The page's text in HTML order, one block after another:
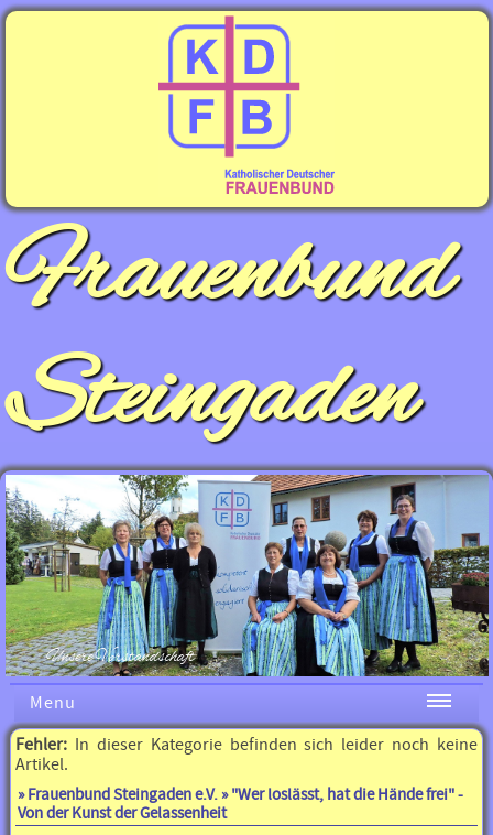
Frauenbund
Steingaden
Unsere Vorstandschaft
Menu
Fehler: In dieser Kategorie befinden sich leider noch keine
Artikel.
»Frauenbund Steingaden e.V. » "Wer loslässt, hat die Hände frei" -
Von der Kunst der Gelassenheit